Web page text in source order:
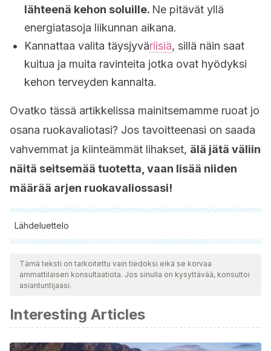
lähteenä kehon soluille. Ne pitävät yllä
energiatasoja liikunnan aikana.
Kannattaa valita täysjyväriisiä, sillä näin saat
kuitua ja muita ravinteita jotka ovat hyödyksi
kehon terveyden kannalta.
Ovatko tässä artikkelissa mainitsemamme ruoat jo
osana ruokavaliotasi? Jos tavoitteenasi on saada
vahvemmat ja kiinteämmät lihakset, älä jätä väliin
näitä seitsemää tuotetta, vaan lisää niiden
määrää arjen ruokavaliossasi!
Lähdeluettelo
Kaikki lainatut lähteet tarkistettiin perusteellisesti tiimimme
toimesta varmistaaksemme niiden laadun, luotettavuuden,
ajantasaisuuden ja pätevyyden. Tämän artikkelin bibliografia
Lanchais K., Capel F., Tournadre A., Could omega 3 fatty
acids preserve muscle health in rheumatoid arthritis?
Nutrients, 2020.
Tämä teksti on tarkoitettu vain tiedoksi eikä se korvaa
ammattilaisen konsultaatiota. Jos sinulla on kysyttävää, konsultoi
asiantuntijaasi.
Interesting Articles